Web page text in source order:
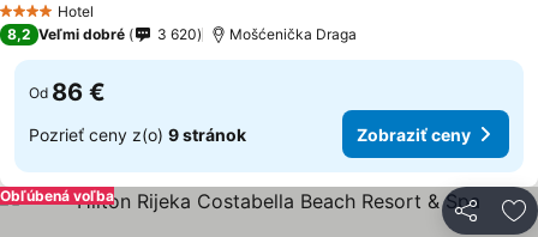
4 Počet hviezdičiek
Hotel
8,2 Veľmi dobré 3 620 Mošćenička Draga
Od 86 €
Pozrieť ceny z(o) 9 stránok Zobraziť ceny
Zdieľať
Obľúbená voľba